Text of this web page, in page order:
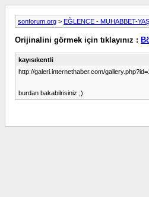
sonforum.org > EĞLENCE - MUHABBET-
Orijinalini görmek için tıklayınız :
kayısıkentli
http://galeri.internethaber.com/
burdan bakabilrisiniz ;)